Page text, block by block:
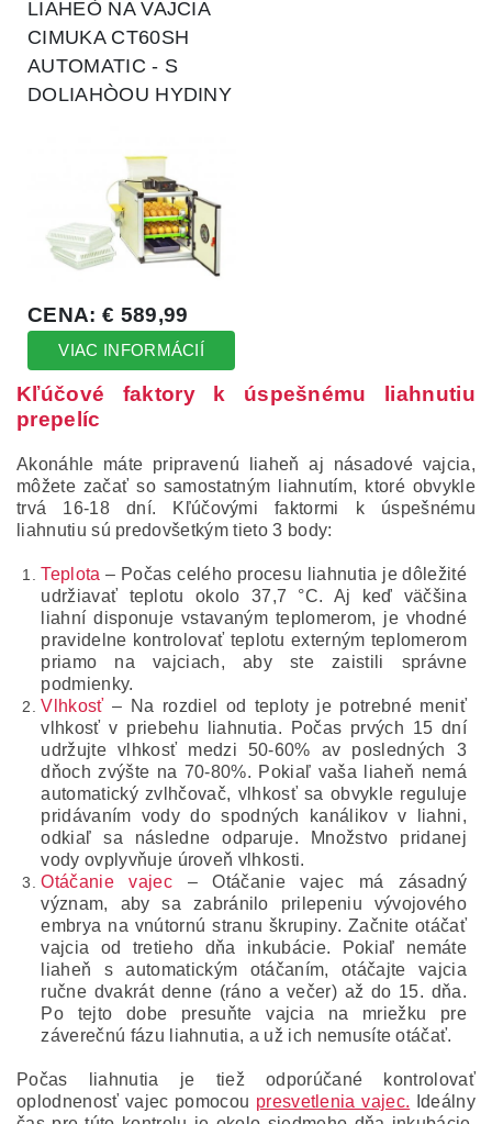
Kľúčové faktory k úspešnému liahnutiu
prepelíc
Akonáhle máte pripravenú liaheň aj násadové vajcia,
môžete začať so samostatným liahnutím, ktoré obvykle
trvá 16-18 dní. Kľúčovými faktormi k úspešnému
liahnutiu sú predovšetkým tieto 3 body:
Teplota – Počas celého procesu liahnutia je dôležité
udržiavať teplotu okolo 37,7 °C. Aj keď väčšina
liahní disponuje vstavaným teplomerom, je vhodné
pravidelne kontrolovať teplotu externým teplomerom
priamo na vajciach, aby ste zaistili správne
podmienky.
Vlhkosť – Na rozdiel od teploty je potrebné meniť
vlhkosť v priebehu liahnutia. Počas prvých 15 dní
udržujte vlhkosť medzi 50-60% av posledných 3
dňoch zvýšte na 70-80%. Pokiaľ vaša liaheň nemá
automatický zvlhčovač, vlhkosť sa obvykle reguluje
pridávaním vody do spodných kanálikov v liahni,
odkiaľ sa následne odparuje. Množstvo pridanej
vody ovplyvňuje úroveň vlhkosti.
Otáčanie vajec – Otáčanie vajec má zásadný
význam, aby sa zabránilo prilepeniu vývojového
embrya na vnútornú stranu škrupiny. Začnite otáčať
vajcia od tretieho dňa inkubácie. Pokiaľ nemáte
liaheň s automatickým otáčaním, otáčajte vajcia
ručne dvakrát denne (ráno a večer) až do 15. dňa.
Po tejto dobe presuňte vajcia na mriežku pre
záverečnú fázu liahnutia, a už ich nemusíte otáčať.
Počas liahnutia je tiež odporúčané kontrolovať
oplodnenosť vajec pomocou presvetlenia vajec. Ideálny